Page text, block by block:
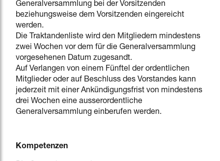
Generalversammlung bei der Vorsitzenden
beziehungsweise dem Vorsitzenden eingereicht
werden.
Die Traktandenliste wird den Mitgliedern mindestens
zwei Wochen vor dem für die Generalversammlung
vorgesehenen Datum zugesandt.
Auf Verlangen von einem Fünftel der ordentlichen
Mitglieder oder auf Beschluss des Vorstandes kann
jederzeit mit einer Ankündigungsfrist von mindestens
drei Wochen eine ausserordentliche
Generalversammlung einberufen werden.
Kompetenzen